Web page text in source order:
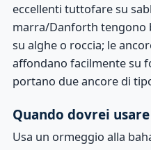
eccellenti tuttofare su
marra/Danforth tengono
su alghe o roccia; le
affondano facilmente su
portano due ancore di
Quando dovrei
Usa un ormeggio alla